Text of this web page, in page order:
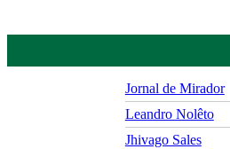
Jornal de Mirador
Leandro Nolêto
Jhivago Sales